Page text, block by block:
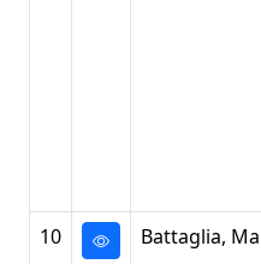
10
Battaglia,